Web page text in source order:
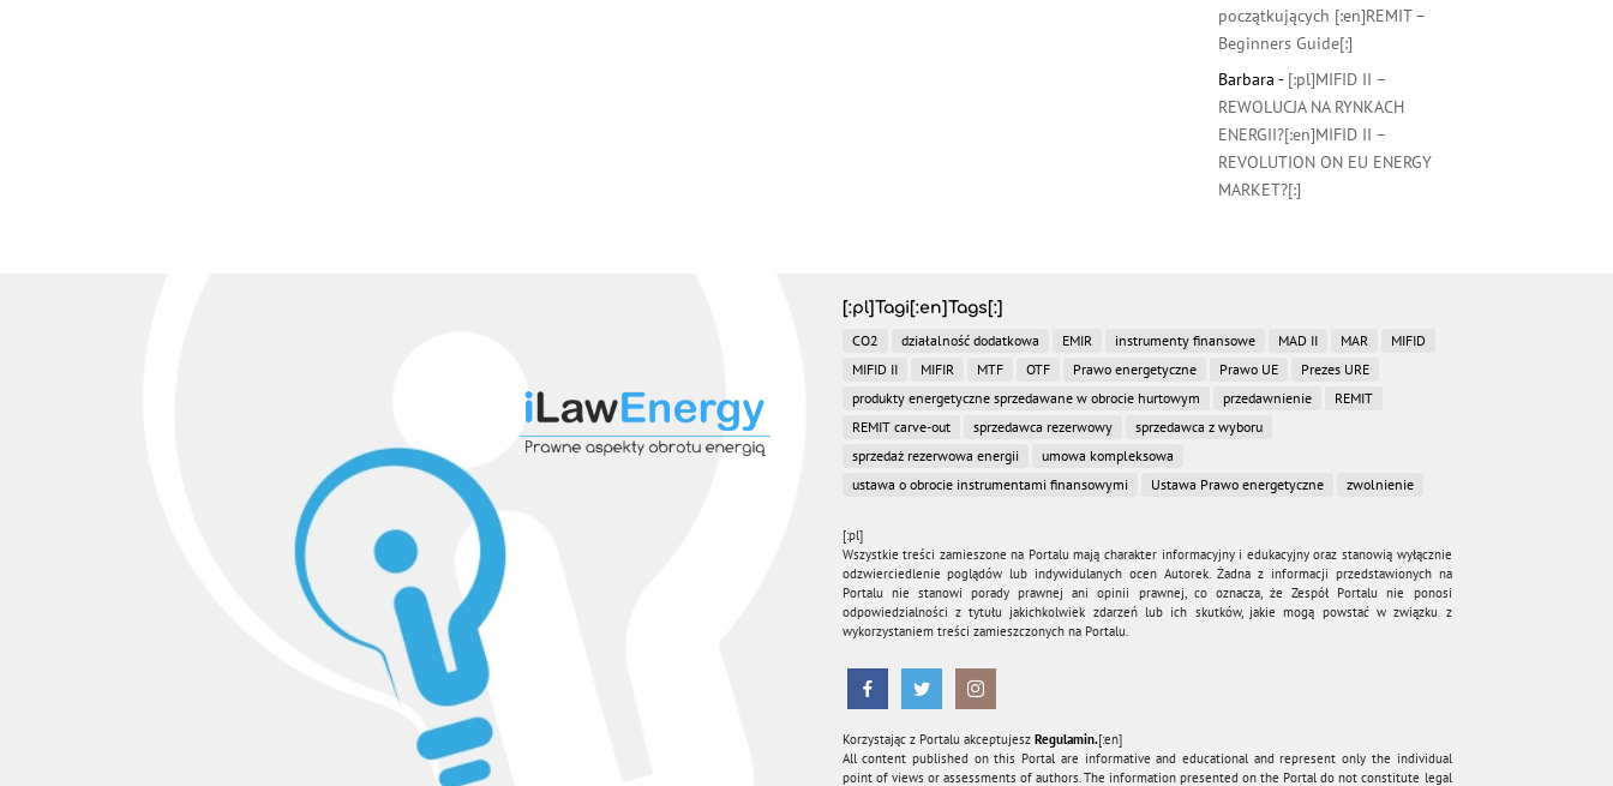
początkujących [:en]REMIT –
Beginners Guide[:]
Barbara - [:pl]MIFID II –
REWOLUCJA NA RYNKACH
ENERGII?[:en]MIFID II –
REVOLUTION ON EU ENERGY
MARKET?[:]
[:pl]Tagi[:en]Tags[:]
CO2
działalność dodatkowa EMIR instrumenty finansowe MAD II MAR
MIFID
MIFID II
MIFIR MTF OTF Prawo energetyczne Prawo UE
Prezes URE
produkty energetyczne sprzedawane w obrocie hurtowym
przedawnienie
REMIT
REMIT carve-out
sprzedawca rezerwowy
sprzedawca z wyboru
sprzedaż rezerwowa energii
umowa kompleksowa
ustawa o obrocie instrumentami finansowymi
Ustawa Prawo energetyczne zwolnienie
[:pl]
Wszystkie treści zamieszone na Portalu mają charakter informacyjny i edukacyjny oraz stanowią wyłącznie
odzwierciedlenie poglądów lub indywidulanych ocen Autorek. Żadna z informacji przedstawionych na
Portalu nie stanowi porady prawnej ani opinii prawnej, co oznacza, że Zespół Portalu nie ponosi
odpowiedzialności z tytułu jakichkolwiek zdarzeń lub ich skutków, jakie mogą powstać w związku z
wykorzystaniem treści zamieszczonych na Portalu.
Korzystając z Portalu akceptujesz Regulamin.[:en]
All content published on this Portal are informative and educational and represent only the individual
point of views or assessments of authors. The information presented on the Portal do not constitute legal